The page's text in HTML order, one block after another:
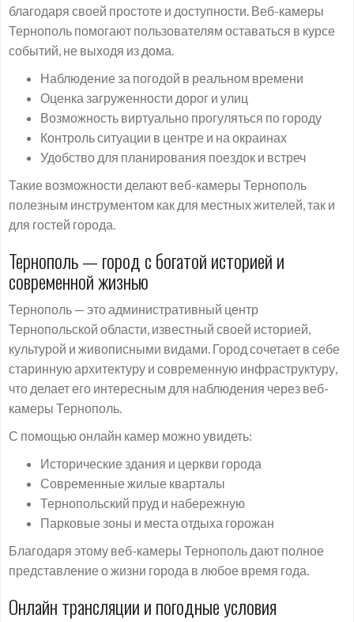
благодаря своей простоте и доступности. Веб-камеры
Тернополь помогают пользователям оставаться в курсе
событий, не выходя из дома.
Наблюдение за погодой в реальном времени
Оценка загруженности дорог и улиц
Возможность виртуально прогуляться по городу
Контроль ситуации в центре и на окраинах
Удобство для планирования поездок и встреч
Такие возможности делают веб-камеры Тернополь
полезным инструментом как для местных жителей, так и
для гостей города.
Тернополь — город с богатой историей и
современной жизнью
Тернополь — это административный центр
Тернопольской области, известный своей историей,
культурой и живописными видами. Город сочетает в себе
старинную архитектуру и современную инфраструктуру,
что делает его интересным для наблюдения через веб-
камеры Тернополь.
С помощью онлайн камер можно увидеть:
Исторические здания и церкви города
Современные жилые кварталы
Тернопольский пруд и набережную
Парковые зоны и места отдыха горожан
Благодаря этому веб-камеры Тернополь дают полное
представление о жизни города в любое время года.
Онлайн трансляции и погодные условия